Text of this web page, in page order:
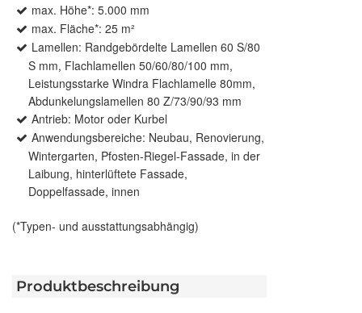
max. Höhe*: 5.000 mm
max. Fläche*: 25 m²
Lamellen: Randgebördelte Lamellen 60 S/80
S mm, Flachlamellen 50/60/80/100 mm,
Leistungsstarke Windra Flachlamelle 80mm,
Abdunkelungslamellen 80 Z/73/90/93 mm
Antrieb: Motor oder Kurbel
Anwendungsbereiche: Neubau, Renovierung,
Wintergarten, Pfosten-Riegel-Fassade, in der
Laibung, hinterlüftete Fassade,
Doppelfassade, innen
(*Typen- und ausstattungsabhängig)
Produktbeschreibung